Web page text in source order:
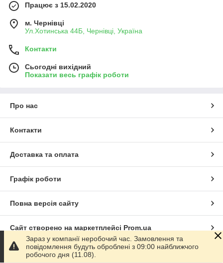
Працює з 15.02.2020
м. Чернівці
Ул.Хотинська 44Б, Чернівці, Україна
Контакти
Сьогодні вихідний
Показати весь графік роботи
Про нас
Контакти
Доставка та оплата
Графік роботи
Повна версія сайту
Сайт створено на маркетплейсі Prom.ua
Політика конфіденційності
Зараз у компанії неробочий час. Замовлення та
повідомлення будуть оброблені з 09:00 найближчого
робочого дня (11.08).